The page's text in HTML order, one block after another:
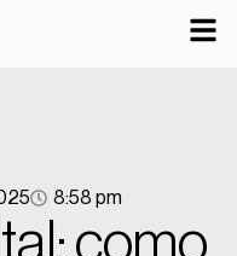
8:58 pm
como